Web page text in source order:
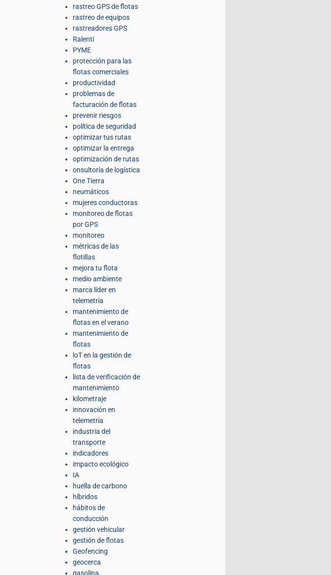
rastreo GPS de flotas
rastreo de equipos
rastreadores GPS
Ralentí
PYME
protección para las
flotas comerciales
productividad
problemas de
facturación de flotas
prevenir riesgos
política de seguridad
optimizar tus rutas
optimizar la entrega
optimización de rutas
onsultoría de logística
One Tierra
neumáticos
mujeres conductoras
monitoreo de flotas
por GPS
monitoreo
métricas de las
flotillas
mejora tu flota
medio ambiente
marca líder en
telemetría
mantenimiento de
flotas en el verano
mantenimiento de
flotas
loT en la gestión de
flotas
lista de verificación de
mantenimiento
kilometraje
innovación en
telemetría
industria del
transporte
indicadores
impacto ecológico
IA
huella de carbono
híbridos
hábitos de
conducción
gestión vehicular
gestión de flotas
Geofencing
geocerca
gasolina